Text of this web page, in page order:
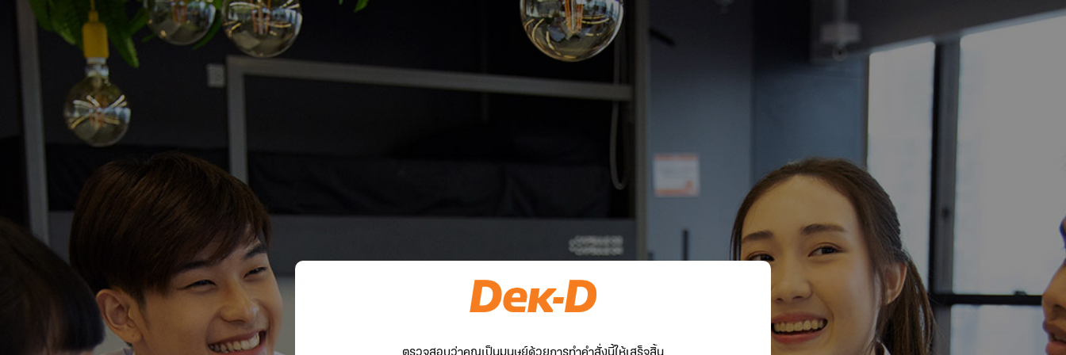
ตรวจสอบว่าคุณเป็นมนุษย์ด้วยการทำคำสั่งนี้ให้เสร็จสิ้น